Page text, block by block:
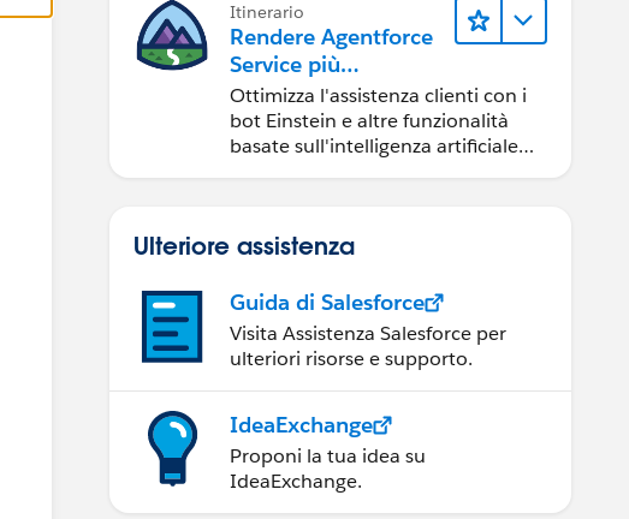
Itinerario
Rendere Agentforce
Service più
intelligente
Ottimizza l'assistenza clienti con i
bot Einstein e altre funzionalità
basate sull'intelligenza artificiale
Ulteriore assistenza
Guida di Salesforce
Visita Assistenza Salesforce per
ulteriori risorse e supporto.
IdeaExchange
Proponi la tua idea su
IdeaExchange.